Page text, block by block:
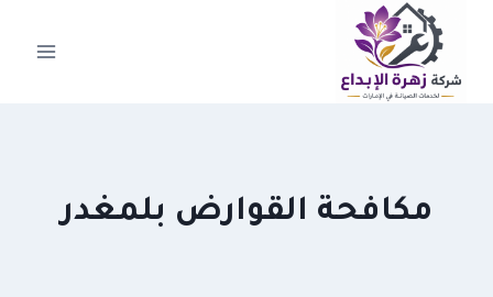
التجاوز
المحتوى
مكافحة القوارض بلمغدر